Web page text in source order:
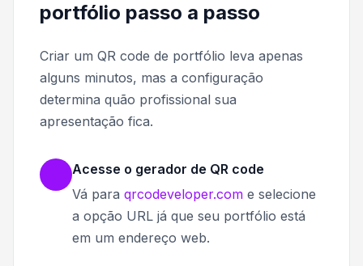
portfólio passo a passo
Criar um QR code de portfólio leva apenas
alguns minutos, mas a configuração
determina quão profissional sua
apresentação fica.
Acesse o gerador de QR code
Vá para qrcodeveloper.com e selecione
a opção URL já que seu portfólio está
em um endereço web.